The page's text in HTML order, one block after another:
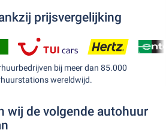
prijsvergelijking
bij meer dan 85.000
wereldwijd.
wij de volgende autohuur